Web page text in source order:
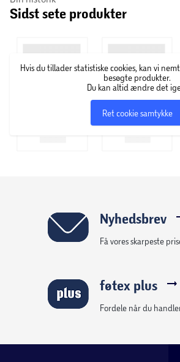
Vores Børnecykelhjelm er godkendt
Sidst sete produkter
Hvis du tillader statistiske cookies, kan vi
besøgte produkter.
Du kan altid ændre det
Ret cookie samtykke
Nyhedsbrev
Få vores skarpeste
føtex plus
Fordele når du